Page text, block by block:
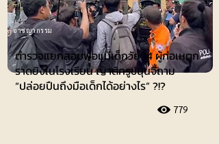
ตำรวจแยกสอบพ่อแม่เด็กวัย 14 ผู้ก่อเหตุก
ราดยิงในโรงเรียน ญาติครูขนุนจี้ถาม
“ปล่อยปืนถึงมือเด็กได้อย่างไร” ?!?
779
อาชญากรรม